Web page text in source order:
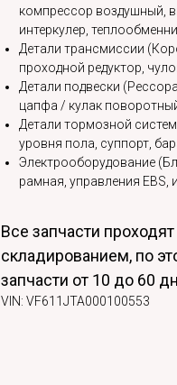
компрессор воздушный,
интеркулер,
Детали трансмиссии
проходной редуктор,
Детали подвески
цапфа / кулак
Детали тормозной
уровня пола, суппорт,
Электрооборудование
рамная, управления EBS, и
Все запчасти
складированием, по
запчасти от 10 до 60
VIN: VF611JTA000100553